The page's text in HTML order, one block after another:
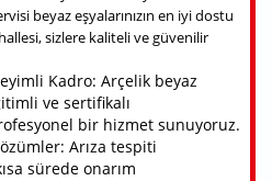
beyaz eşyalarınızın en iyi dostu
sizlere kaliteli ve güvenilir
Kadro: Arçelik beyaz
ve sertifikalı
bir hizmet sunuyoruz.
Arıza tespiti
sürede onarım